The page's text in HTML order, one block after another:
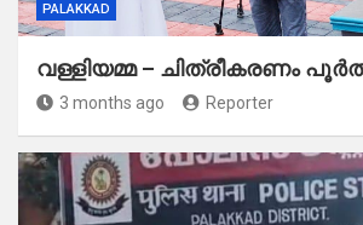
PALAKKAD
വള്ളിയമ്മ – ചിത്രീകരണം
3 months ago Reporter